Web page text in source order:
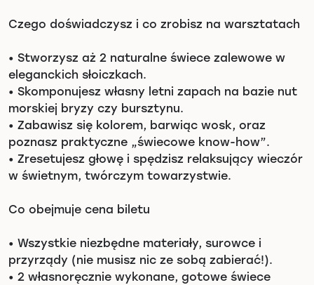
Czego doświadczysz i co zrobisz na warsztatach
• Stworzysz aż 2 naturalne świece zalewowe w
eleganckich słoiczkach.
• Skomponujesz własny letni zapach na bazie nut
morskiej bryzy czy bursztynu.
• Zabawisz się kolorem, barwiąc wosk, oraz
poznasz praktyczne „świecowe know-how”.
• Zresetujesz głowę i spędzisz relaksujący wieczór
w świetnym, twórczym towarzystwie.
Co obejmuje cena biletu
• Wszystkie niezbędne materiały, surowce i
przyrządy (nie musisz nic ze sobą zabierać!).
• 2 własnoręcznie wykonane, gotowe świece